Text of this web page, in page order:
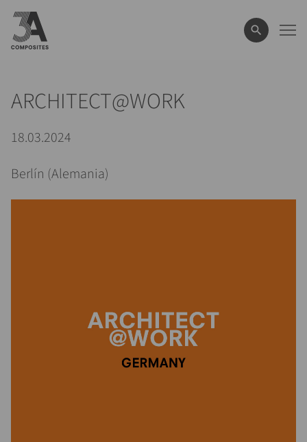
el
término
de
ARCHITECT@WORK
18.03.2024
Berlín (Alemania)